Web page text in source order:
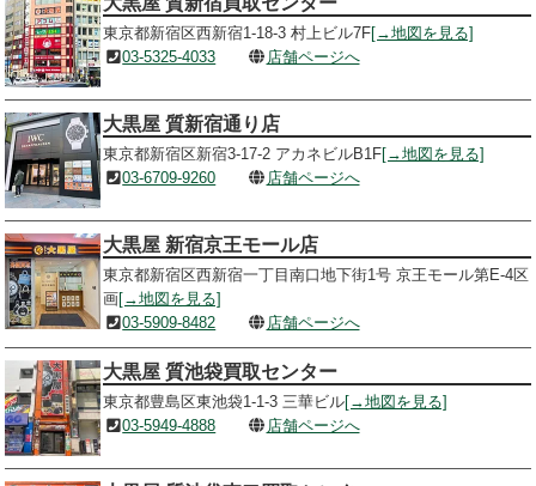
東京都新宿区西新宿1-18-3 村上ビル7F[→地図を見る]
03-5325-4033
店舗ページへ
大黒屋 質新宿通り店
東京都新宿区新宿3-17-2 アカネビルB1F[→地図を見る]
03-6709-9260
店舗ページへ
大黒屋 新宿京王モール店
東京都新宿区西新宿一丁目南口地下街1号 京王モール第E-4区
画[→地図を見る]
03-5909-8482
店舗ページへ
大黒屋 質池袋買取センター
東京都豊島区東池袋1-1-3 三華ビル[→地図を見る]
03-5949-4888
店舗ページへ